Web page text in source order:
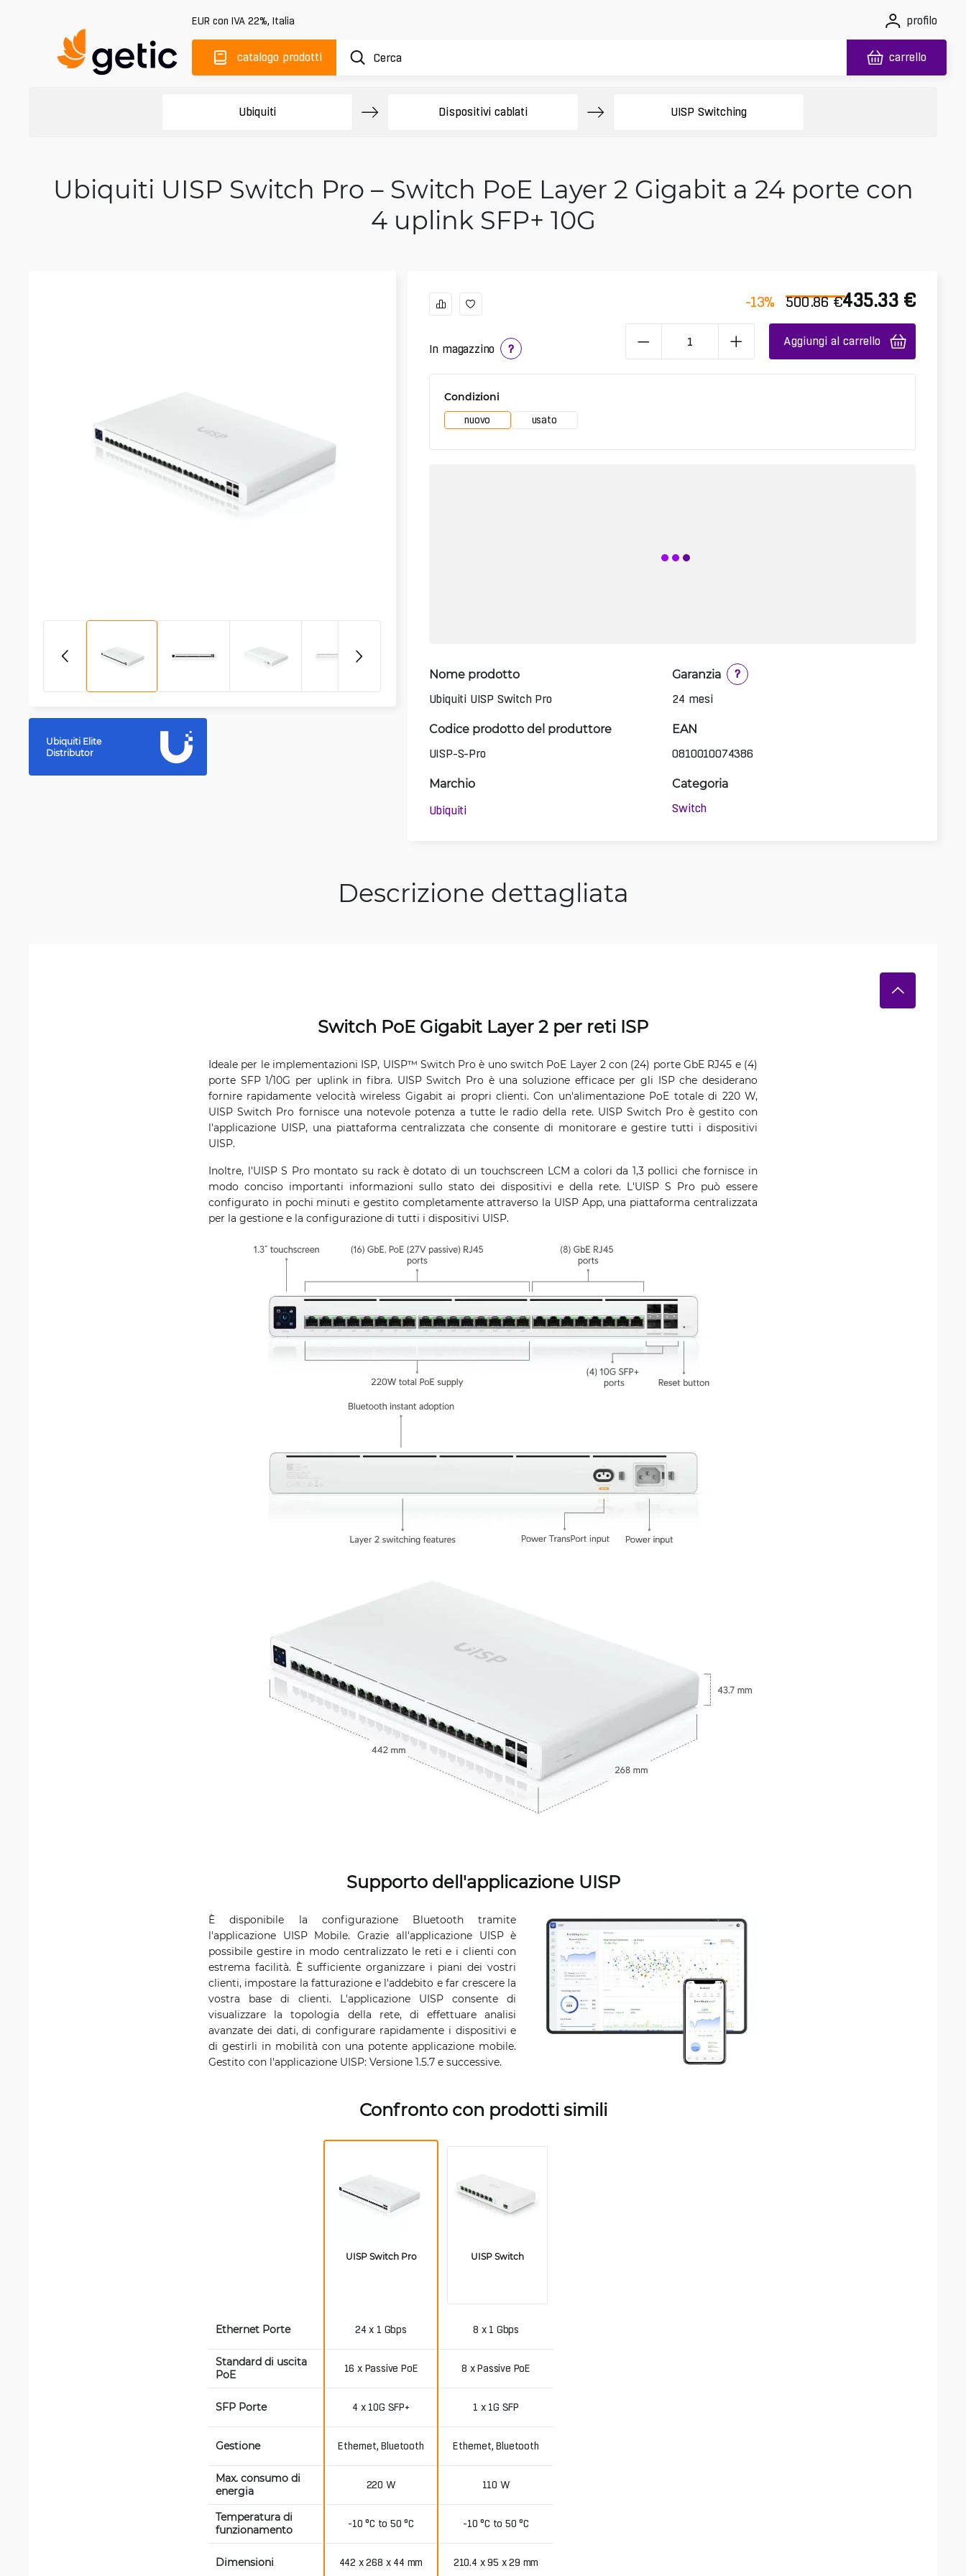
EUR con IVA 22%, Italia profilo
catalogo prodotti carrello
Ubiquiti Dispositivi cablati UISP Switching
Ubiquiti UISP Switch Pro – Switch PoE Layer 2 Gigabit a 24 porte con
4 uplink SFP+ 10G
Ubiquiti Elite
Distributor
In magazzino ?
-13% 500.86 €435.33 €
Aggiungi al carrello
Condizioni
nuovo usato
Nome prodotto
Ubiquiti UISP Switch Pro
Garanzia
?
24 mesi
Codice prodotto del produttore
UISP-S-Pro
EAN
0810010074386
Marchio
Ubiquiti
Categoria
Switch
Descrizione dettagliata
Switch PoE Gigabit Layer 2 per reti ISP
Ideale per le implementazioni ISP, UISP™ Switch Pro è uno switch PoE Layer 2 con (24) porte GbE RJ45 e (4)
porte SFP 1/10G per uplink in fibra. UISP Switch Pro è una soluzione efficace per gli ISP che desiderano
fornire rapidamente velocità wireless Gigabit ai propri clienti. Con un'alimentazione PoE totale di 220 W,
UISP Switch Pro fornisce una notevole potenza a tutte le radio della rete. UISP Switch Pro è gestito con
l'applicazione UISP, una piattaforma centralizzata che consente di monitorare e gestire tutti i dispositivi
UISP.
Inoltre, l'UISP S Pro montato su rack è dotato di un touchscreen LCM a colori da 1,3 pollici che fornisce in
modo conciso importanti informazioni sullo stato dei dispositivi e della rete. L'UISP S Pro può essere
configurato in pochi minuti e gestito completamente attraverso la UISP App, una piattaforma centralizzata
per la gestione e la configurazione di tutti i dispositivi UISP.
Supporto dell'applicazione UISP
È disponibile la configurazione Bluetooth tramite
l'applicazione UISP Mobile. Grazie all'applicazione UISP è
possibile gestire in modo centralizzato le reti e i clienti con
estrema facilità. È sufficiente organizzare i piani dei vostri
clienti, impostare la fatturazione e l'addebito e far crescere la
vostra base di clienti. L'applicazione UISP consente di
visualizzare la topologia della rete, di effettuare analisi
avanzate dei dati, di configurare rapidamente i dispositivi e
di gestirli in mobilità con una potente applicazione mobile.
Gestito con l'applicazione UISP: Versione 1.5.7 e successive.
Confronto con prodotti simili
UISP Switch Pro UISP Switch
Ethernet Porte 24 x 1 Gbps 8 x 1 Gbps
Standard di uscita
PoE
16 x Passive PoE 8 x Passive PoE
SFP Porte 4 x 10G SFP+ 1 x 1G SFP
Gestione Ethernet, Bluetooth Ethernet, Bluetooth
Max. consumo di
energia
220 W 110 W
Temperatura di
funzionamento
-10 °C to 50 °C -10 °C to 50 °C
Dimensioni 442 x 268 x 44 mm 210.4 x 95 x 29 mm